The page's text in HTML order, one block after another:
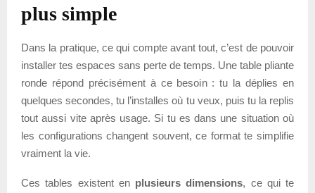
plus simple
Dans la pratique, ce qui compte avant tout, c’est de pouvoir
installer tes espaces sans perte de temps. Une table pliante
ronde répond précisément à ce besoin : tu la déplies en
quelques secondes, tu l’installes où tu veux, puis tu la replis
tout aussi vite après usage. Si tu es dans une situation où
les configurations changent souvent, ce format te simplifie
vraiment la vie.
Ces tables existent en plusieurs dimensions, ce qui te